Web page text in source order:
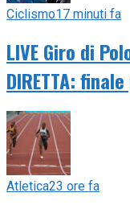
Ciclismo17 minuti fa
LIVE Giro di
DIRETTA:
Atletica23 ore fa